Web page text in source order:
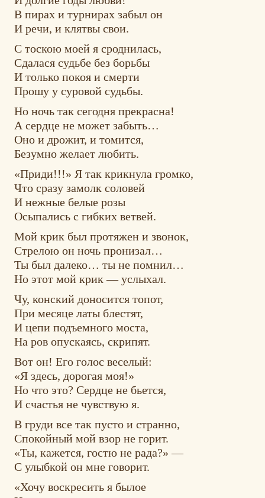
В пирах и турнирах забыл он
И речи, и клятвы свои.
С тоскою моей я сроднилась,
Сдалася судьбе без борьбы
И только покоя и смерти
Прошу у суровой судьбы.
Но ночь так сегодня прекрасна!
А сердце не может забыть…
Оно и дрожит, и томится,
Безумно желает любить.
«Приди!!!» Я так крикнула громко,
Что сразу замолк соловей
И нежные белые розы
Осыпались с гибких ветвей.
Мой крик был протяжен и звонок,
Стрелою он ночь пронизал…
Ты был далеко… ты не помнил…
Но этот мой крик — услыхал.
Чу, конский доносится топот,
При месяце латы блестят,
И цепи подъемного моста,
На ров опускаясь, скрипят.
Вот он! Его голос веселый:
«Я здесь, дорогая моя!»
Но что это? Сердце не бьется,
И счастья не чувствую я.
В груди все так пусто и странно,
Спокойный мой взор не горит.
«Ты, кажется, гостю не рада?» —
С улыбкой он мне говорит.
«Хочу воскресить я былое